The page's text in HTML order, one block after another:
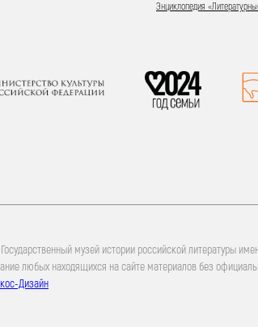
Энциклопедия
музей истории российской литературы
любых находящихся на сайте материалов без
Дизайн